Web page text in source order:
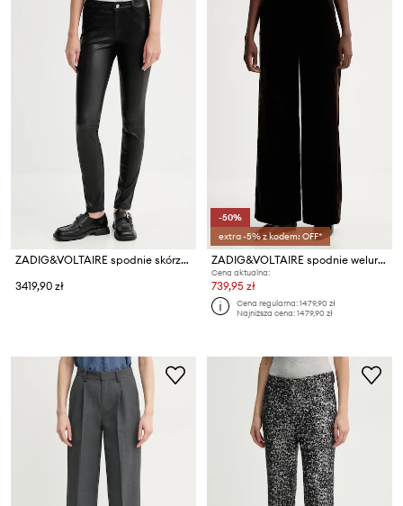
ZADIG&VOLTAIRE spodnie skórzane
3419,90 zł
-50%
extra -5% z kodem: OFF*
ZADIG&VOLTAIRE spodnie welurowe
Cena aktualna:
739,95 zł
Cena regularna:1479,90 zł
Najniższa cena:1479,90 zł